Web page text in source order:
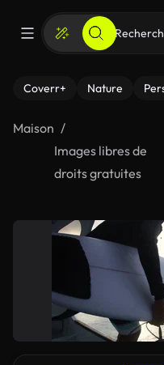
Coverr+ Nature
Maison
Images libres de
droits gratuites